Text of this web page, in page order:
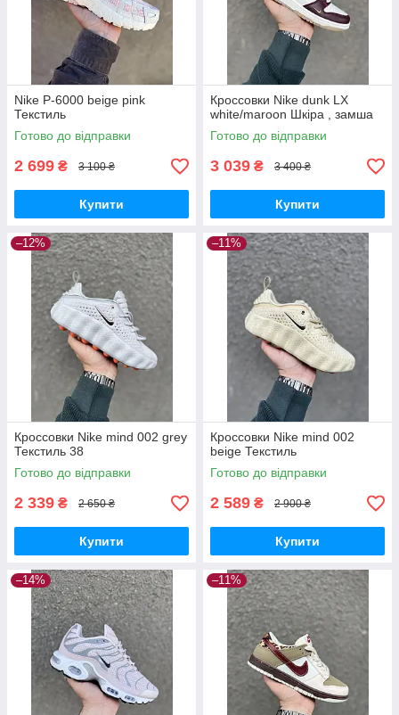
Nike P-6000 beige pink
Текстиль
Готово до відправки
2 699 ₴ 3 100 ₴
Купити
Кроссовки Nike dunk LX
white/maroon Шкіра , замша
Готово до відправки
3 039 ₴ 3 400 ₴
Купити
–12%
Кроссовки Nike mind 002 grey
Текстиль 38
Готово до відправки
2 339 ₴ 2 650 ₴
Купити
–11%
Кроссовки Nike mind 002
beige Текстиль
Готово до відправки
2 589 ₴ 2 900 ₴
Купити
–14% –11%